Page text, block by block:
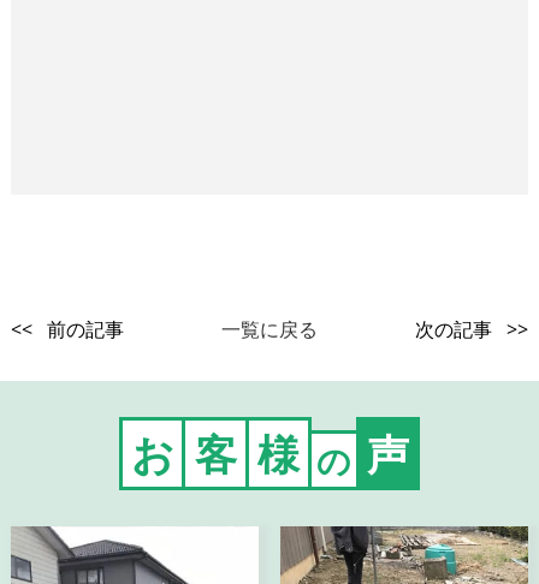
<< 前の記事 一覧に戻る 次の記事 >>
お 客 様 の 声